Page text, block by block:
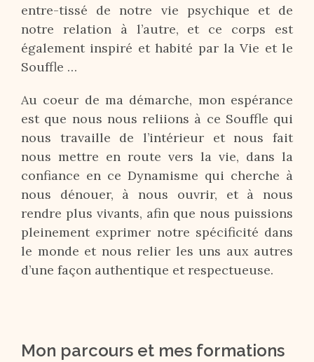
entre-tissé de notre vie psychique et de
notre relation à l’autre, et ce corps est
également inspiré et habité par la Vie et le
Souffle …
Au coeur de ma démarche, mon espérance
est que nous nous reliions à ce Souffle qui
nous travaille de l’intérieur et nous fait
nous mettre en route vers la vie, dans la
confiance en ce Dynamisme qui cherche à
nous dénouer, à nous ouvrir, et à nous
rendre plus vivants, afin que nous puissions
pleinement exprimer notre spécificité dans
le monde et nous relier les uns aux autres
d’une façon authentique et respectueuse.
Mon parcours et mes formations